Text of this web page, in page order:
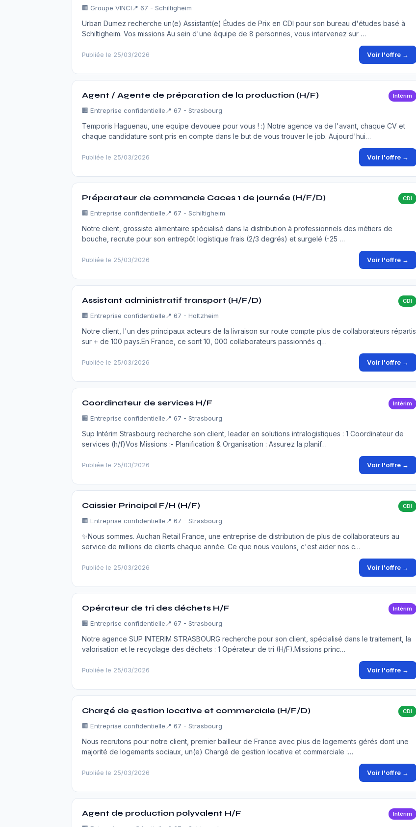
🏢 Groupe VINCI 📍 67 - Schiltigheim
Urban Dumez recherche un(e) Assistant(e) Études de Prix en CDI pour son bureau d'études basé à
Schiltigheim. Vos missions Au sein d'une équipe de 8 personnes, vous intervenez sur …
Publiée le 25/03/2026 Voir l'offre →
Agent / Agente de préparation de la production (H/F) Intérim
🏢 Entreprise confidentielle 📍 67 - Strasbourg
Temporis Haguenau, une equipe devouee pour vous ! :) Notre agence va de l'avant, chaque CV et
chaque candidature sont pris en compte dans le but de vous trouver le job. Aujourd'hui…
Publiée le 25/03/2026 Voir l'offre →
Préparateur de commande Caces 1 de journée (H/F/D) CDI
🏢 Entreprise confidentielle 📍 67 - Schiltigheim
Notre client, grossiste alimentaire spécialisé dans la distribution à professionnels des métiers de
bouche, recrute pour son entrepôt logistique frais (2/3 degrés) et surgelé (-25 …
Publiée le 25/03/2026 Voir l'offre →
Assistant administratif transport (H/F/D) CDI
🏢 Entreprise confidentielle 📍 67 - Holtzheim
Notre client, l'un des principaux acteurs de la livraison sur route compte plus de collaborateurs répartis
sur + de 100 pays.En France, ce sont 10, 000 collaborateurs passionnés q…
Publiée le 25/03/2026 Voir l'offre →
Coordinateur de services H/F Intérim
🏢 Entreprise confidentielle 📍 67 - Strasbourg
Sup Intérim Strasbourg recherche son client, leader en solutions intralogistiques : 1 Coordinateur de
services (h/f)Vos Missions :- Planification & Organisation : Assurez la planif…
Publiée le 25/03/2026 Voir l'offre →
Caissier Principal F/H (H/F) CDI
🏢 Entreprise confidentielle 📍 67 - Strasbourg
✨Nous sommes. Auchan Retail France, une entreprise de distribution de plus de collaborateurs au
service de millions de clients chaque année. Ce que nous voulons, c'est aider nos c…
Publiée le 25/03/2026 Voir l'offre →
Opérateur de tri des déchets H/F Intérim
🏢 Entreprise confidentielle 📍 67 - Strasbourg
Notre agence SUP INTERIM STRASBOURG recherche pour son client, spécialisé dans le traitement, la
valorisation et le recyclage des déchets : 1 Opérateur de tri (H/F).Missions princ…
Publiée le 25/03/2026 Voir l'offre →
Chargé de gestion locative et commerciale (H/F/D) CDI
🏢 Entreprise confidentielle 📍 67 - Strasbourg
Nous recrutons pour notre client, premier bailleur de France avec plus de logements gérés dont une
majorité de logements sociaux, un(e) Chargé de gestion locative et commerciale :…
Publiée le 25/03/2026 Voir l'offre →
Agent de production polyvalent H/F Intérim